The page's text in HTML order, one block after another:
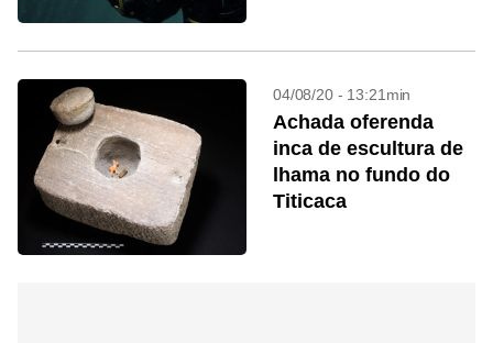
04/08/20 - 13:21min
Achada oferenda
inca de escultura de
lhama no fundo do
Titicaca